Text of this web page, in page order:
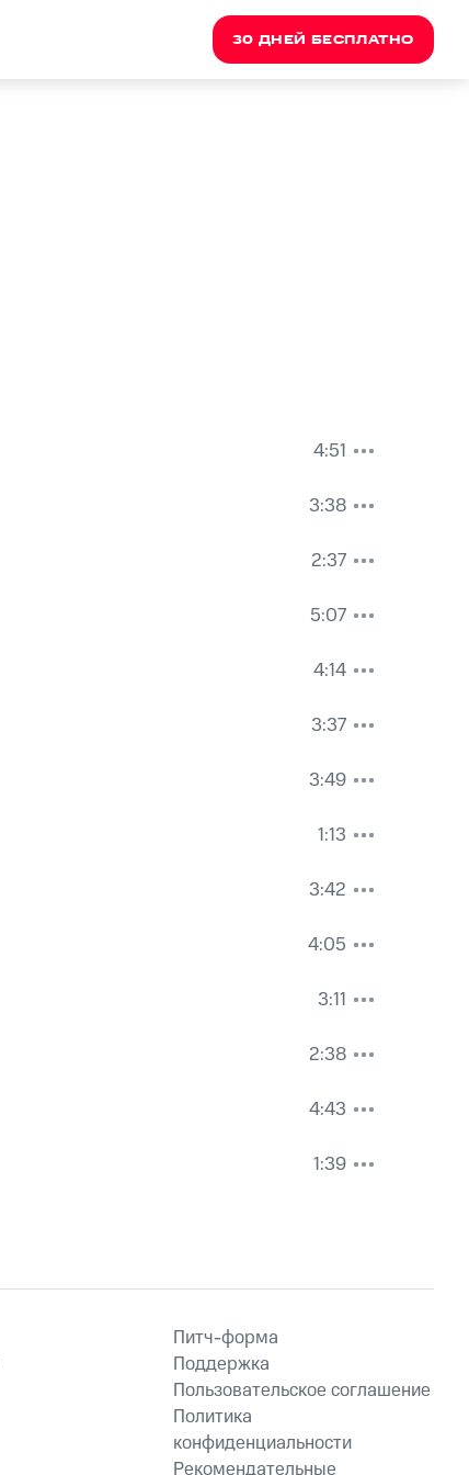
30 ДНЕЙ БЕСПЛАТНО
4:51
3:38
2:37
5:07
4:14
3:37
3:49
1:13
3:42
4:05
3:11
2:38
4:43
1:39
Питч-форма
Поддержка
Пользовательское соглашение
Политика
конфиденциальности
Рекомендательные